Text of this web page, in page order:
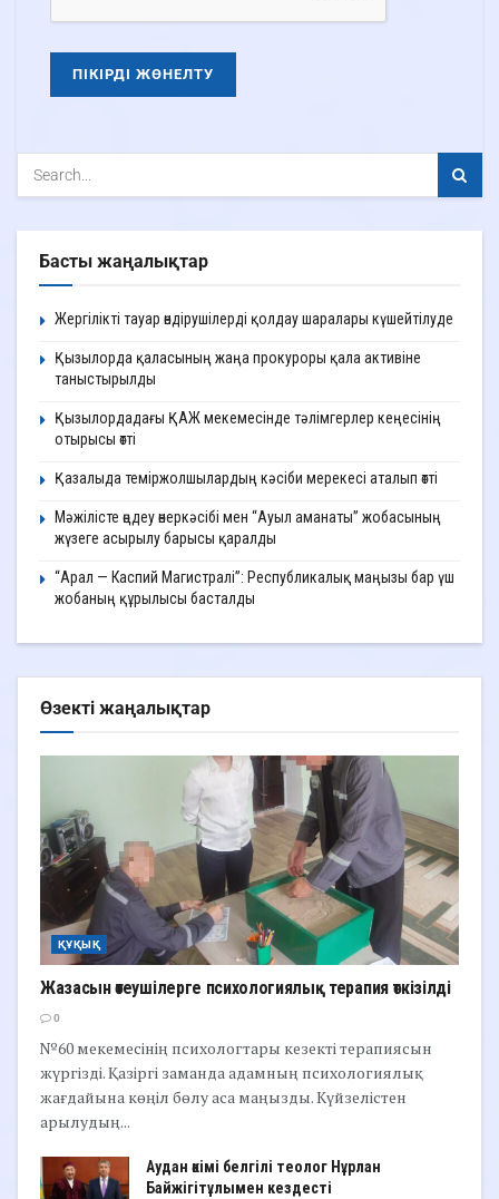
Басты жаңалықтар
Жергілікті тауар өндірушілерді қолдау шаралары күшейтілуде
Қызылорда қаласының жаңа прокуроры қала активіне
таныстырылды
Қызылордадағы ҚАЖ мекемесінде тәлімгерлер кеңесінің
отырысы өтті
Қазалыда теміржолшылардың кәсіби мерекесі аталып өтті
Мәжілісте өңдеу өнеркәсібі мен “Ауыл аманаты” жобасының
жүзеге асырылу барысы қаралды
“Арал — Каспий Магистралі”: Республикалық маңызы бар үш
жобаның құрылысы басталды
Өзекті жаңалықтар
ҚҰҚЫҚ
Жазасын өтеушілерге психологиялық терапия өткізілді
0
№60 мекемесінің психологтары кезекті терапиясын
жүргізді. Қазіргі заманда адамның психологиялық
жағдайына көңіл бөлу аса маңызды. Күйзелістен
арылудың...
Аудан әкімі белгілі теолог Нұрлан
Байжігітұлымен кездесті